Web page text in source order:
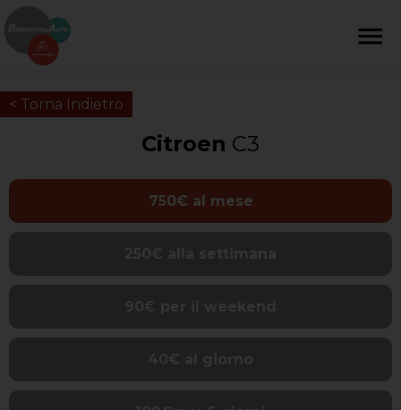
< Torna Indietro
Citroen C3
750€ al mese